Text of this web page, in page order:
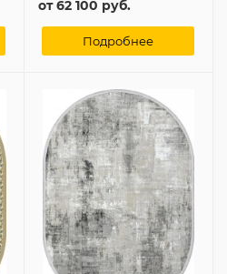
от62 100 руб.
Подробнее